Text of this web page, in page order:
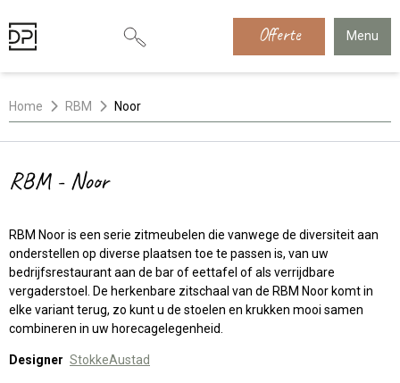
Offerte Menu
Home RBM Noor
RBM - Noor
RBM Noor is een serie zitmeubelen die vanwege de diversiteit aan
onderstellen op diverse plaatsen toe te passen is, van uw
bedrijfsrestaurant aan de bar of eettafel of als verrijdbare
vergaderstoel. De herkenbare zitschaal van de RBM Noor komt in
elke variant terug, zo kunt u de stoelen en krukken mooi samen
combineren in uw horecagelegenheid.
Designer StokkeAustad